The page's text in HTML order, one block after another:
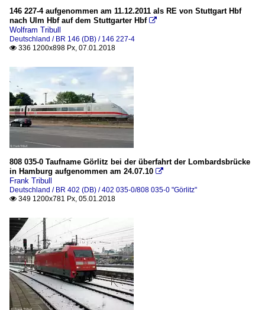
146 227-4 aufgenommen am 11.12.2011 als RE von Stuttgart Hbf
nach Ulm Hbf auf dem Stuttgarter Hbf 
Wolfram Tribull
Deutschland / BR 146 (DB) / 146 227-4
 336 1200x898 Px, 07.01.2018
808 035-0 Taufname Görlitz bei der überfahrt der Lombardsbrücke
in Hamburg aufgenommen am 24.07.10 
Frank Tribull
Deutschland / BR 402 (DB) / 402 035-0/808 035-0 "Görlitz"
 349 1200x781 Px, 05.01.2018